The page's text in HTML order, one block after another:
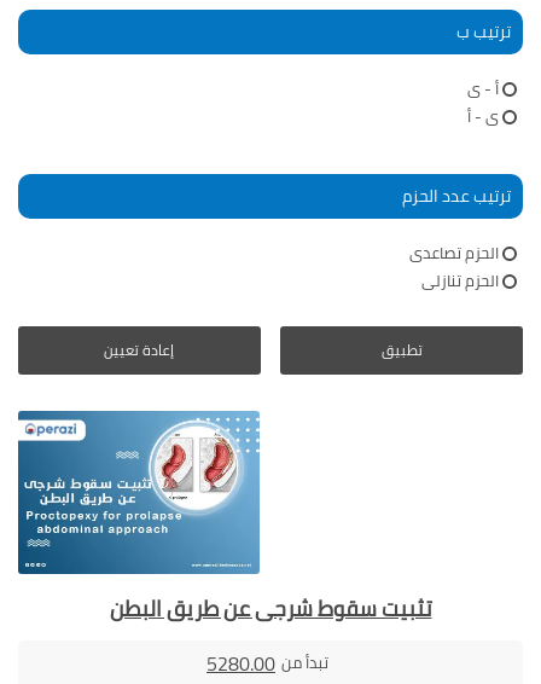
ترتيب ب
أ - ى
ى - أ
ترتيب عدد الحزم
الحزم تصاعدى
الحزم تنازلى
إعادة تعيين تطبيق
تثبيت سقوط شرجى عن طريق البطن
تبدأ من 5280.00